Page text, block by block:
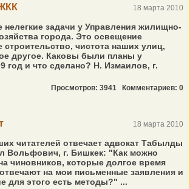
18 марта 2010
нелегкие задачи у Управления жилищно-
города. Это освещение
строительство, чистота наших улиц,
другое. Каковы были планы у
год и что сделано? Н. Измаилов, г.
Просмотров: 3941 Комментариев: 0
18 марта 2010
читателей отвечает адвокат Табылды
Вольфович, г. Бишкек: "Как можно
чиновников, которые долгое время
на мои письменные заявления и
для этого есть методы?" ...